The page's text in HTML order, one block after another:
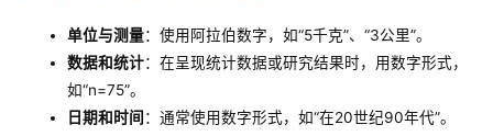
单位与测量：使用阿拉伯数字，如“5千克”、“3公里”。
数据和统计：在呈现统计数据或研究结果时，用数字形式，
如“n=75”。
日期和时间 ：通常使用数字形式，如“在20世纪90年代”。